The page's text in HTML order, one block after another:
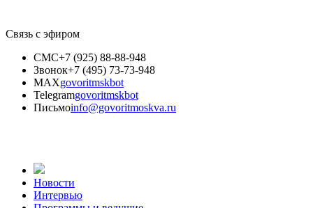
Связь с эфиром
СМС+7 (925) 88-88-948
Звонок+7 (495) 73-73-948
MAXgovoritmskbot
Telegramgovoritmskbot
Письмоinfo@govoritmoskva.ru
Новости
Интервью